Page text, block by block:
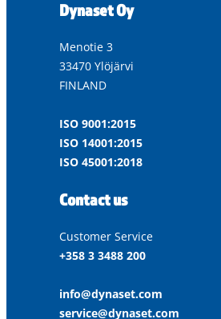
Dynaset Oy
Menotie 3
33470 Ylöjärvi
FINLAND
ISO 9001:2015
ISO 14001:2015
ISO 45001:2018
Contact us
Customer Service
+358 3 3488 200
info@dynaset.com
service@dynaset.com